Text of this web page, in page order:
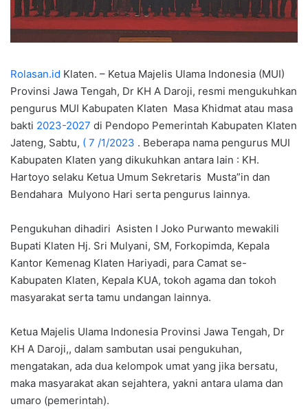
Rolasan.id Klaten. – Ketua Majelis Ulama Indonesia (MUI)
Provinsi Jawa Tengah, Dr KH A Daroji, resmi mengukuhkan
pengurus MUI Kabupaten Klaten Masa Khidmat atau masa
bakti 2023-2027 di Pendopo Pemerintah Kabupaten Klaten
Jateng, Sabtu, ( 7 /1/2023 . Beberapa nama pengurus MUI
Kabupaten Klaten yang dikukuhkan antara lain : KH.
Hartoyo selaku Ketua Umum Sekretaris Musta”in dan
Bendahara Mulyono Hari serta pengurus lainnya.
Pengukuhan dihadiri Asisten I Joko Purwanto mewakili
Bupati Klaten Hj. Sri Mulyani, SM, Forkopimda, Kepala
Kantor Kemenag Klaten Hariyadi, para Camat se-
Kabupaten Klaten, Kepala KUA, tokoh agama dan tokoh
masyarakat serta tamu undangan lainnya.
Ketua Majelis Ulama Indonesia Provinsi Jawa Tengah, Dr
KH A Daroji,, dalam sambutan usai pengukuhan,
mengatakan, ada dua kelompok umat yang jika bersatu,
maka masyarakat akan sejahtera, yakni antara ulama dan
umaro (pemerintah).